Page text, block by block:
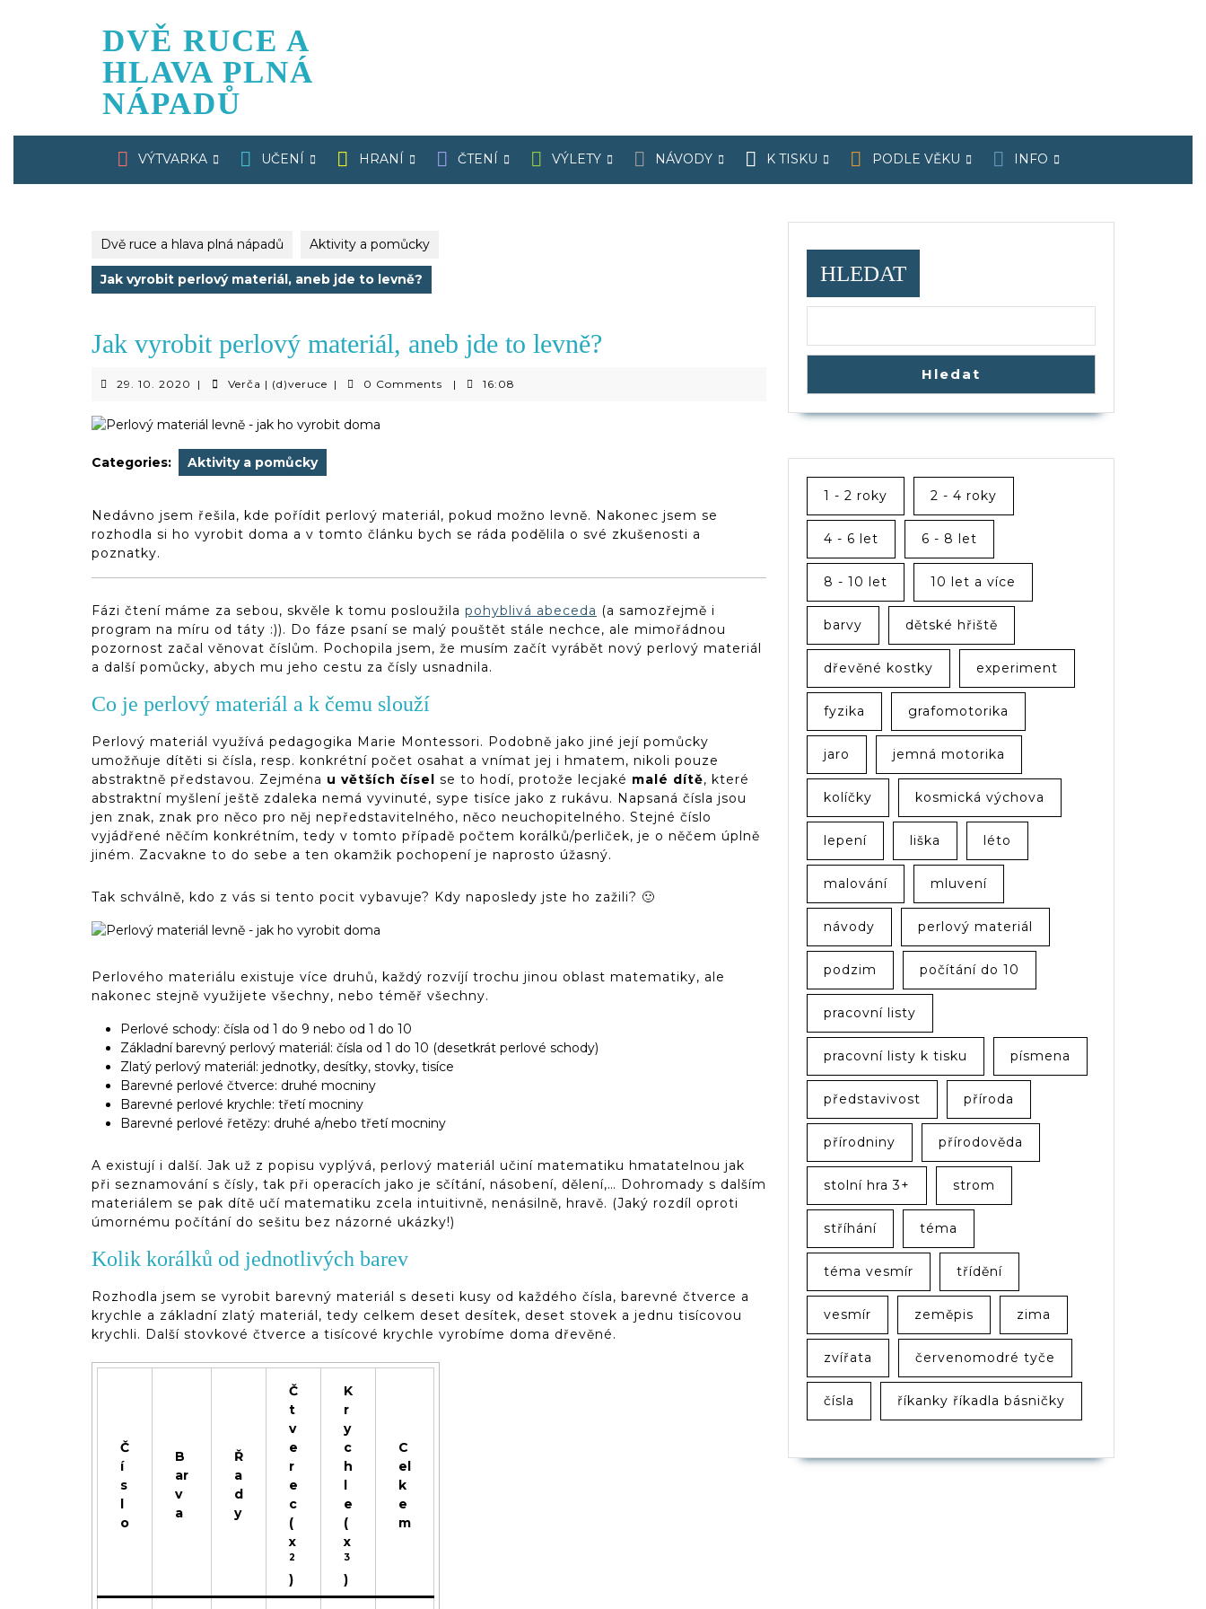
DVĚ RUCE A
HLAVA PLNÁ
NÁPADŮ
VÝTVARKA UČENÍ HRANÍ ČTENÍ VÝLETY NÁVODY K TISKU PODLE VĚKU INFO
Dvě ruce a hlava plná nápadů Aktivity a pomůcky
Jak vyrobit perlový materiál, aneb jde to levně?
Jak vyrobit perlový materiál, aneb jde to levně?
29. 10. 2020 29.
| Verča | (d)veruceVerča
| 0 Comments | 16:08
Categories: Aktivity a pomůcky
Nedávno jsem řešila, kde pořídit perlový materiál, pokud možno levně. Nakonec jsem se
rozhodla si ho vyrobit doma a v tomto článku bych se ráda podělila o své zkušenosti a
poznatky.
Fázi čtení máme za sebou, skvěle k tomu posloužila pohyblivá abeceda (a samozřejmě i
program na míru od táty :)). Do fáze psaní se malý pouštět stále nechce, ale mimořádnou
pozornost začal věnovat číslům. Pochopila jsem, že musím začít vyrábět nový perlový materiál
a další pomůcky, abych mu jeho cestu za čísly usnadnila.
Co je perlový materiál a k čemu slouží
Perlový materiál využívá pedagogika Marie Montessori. Podobně jako jiné její pomůcky
umožňuje dítěti si čísla, resp. konkrétní počet osahat a vnímat jej i hmatem, nikoli pouze
abstraktně představou. Zejména u větších čísel se to hodí, protože lecjaké malé dítě, které
abstraktní myšlení ještě zdaleka nemá vyvinuté, sype tisíce jako z rukávu. Napsaná čísla jsou
jen znak, znak pro něco pro něj nepředstavitelného, něco neuchopitelného. Stejné číslo
vyjádřené něčím konkrétním, tedy v tomto případě počtem korálků/perliček, je o něčem úplně
jiném. Zacvakne to do sebe a ten okamžik pochopení je naprosto úžasný.
Tak schválně, kdo z vás si tento pocit vybavuje? Kdy naposledy jste ho zažili? 🙂
Perlového materiálu existuje více druhů, každý rozvíjí trochu jinou oblast matematiky, ale
nakonec stejně využijete všechny, nebo téměř všechny.
Perlové schody: čísla od 1 do 9 nebo od 1 do 10
Základní barevný perlový materiál: čísla od 1 do 10 (desetkrát perlové schody)
Zlatý perlový materiál: jednotky, desítky, stovky, tisíce
Barevné perlové čtverce: druhé mocniny
Barevné perlové krychle: třetí mocniny
Barevné perlové řetězy: druhé a/nebo třetí mocniny
A existují i další. Jak už z popisu vyplývá, perlový materiál učiní matematiku hmatatelnou jak
při seznamování s čísly, tak při operacích jako je sčítání, násobení, dělení,… Dohromady s dalším
materiálem se pak dítě učí matematiku zcela intuitivně, nenásilně, hravě. (Jaký rozdíl oproti
úmornému počítání do sešitu bez názorné ukázky!)
Kolik korálků od jednotlivých barev
Rozhodla jsem se vyrobit barevný materiál s deseti kusy od každého čísla, barevné čtverce a
krychle a základní zlatý materiál, tedy celkem deset desítek, deset stovek a jednu tisícovou
krychli. Další stovkové čtverce a tisícové krychle vyrobíme doma dřevěné.
Č
í
s
l
o
B
ar
v
a
Ř
a
d
y
Č
t
v
e
r
e
c
(
x
2
)
K
r
y
c
h
l
e
(
x
3
)
C
el
k
e
m
HLEDAT
Hledat
1 - 2 roky 2 - 4 roky
4 - 6 let 6 - 8 let
8 - 10 let 10 let a více
barvy dětské hřiště
dřevěné kostky experiment
fyzika grafomotorika
jaro jemná motorika
kolíčky kosmická výchova
lepení liška léto
malování mluvení
návody perlový materiál
podzim počítání do 10
pracovní listy
pracovní listy k tisku písmena
představivost příroda
přírodniny přírodověda
stolní hra 3+ strom
stříhání téma
téma vesmír třídění
vesmír zeměpis zima
zvířata červenomodré tyče
čísla říkanky říkadla básničky